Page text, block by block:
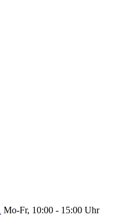
Mo-Fr, 10:00 - 15:00 Uhr